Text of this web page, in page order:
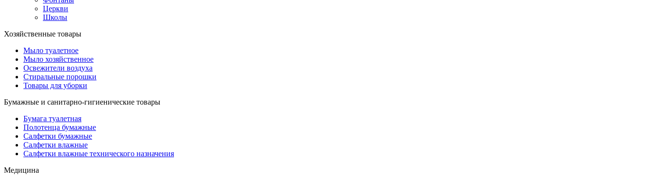
Церкви
Школы
Хозяйственные товары
Мыло туалетное
Мыло хозяйственное
Освежители воздуха
Стиральные порошки
Товары для уборки
Бумажные и санитарно-гигиенические товары
Бумага туалетная
Полотенца бумажные
Салфетки бумажные
Салфетки влажные
Салфетки влажные технического назначения
Медицина